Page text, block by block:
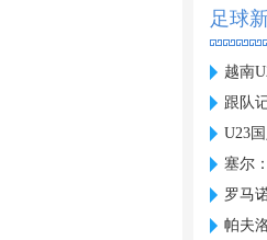
足球
越南
跟队记
U23国
塞尔：
罗马诺
帕夫洛